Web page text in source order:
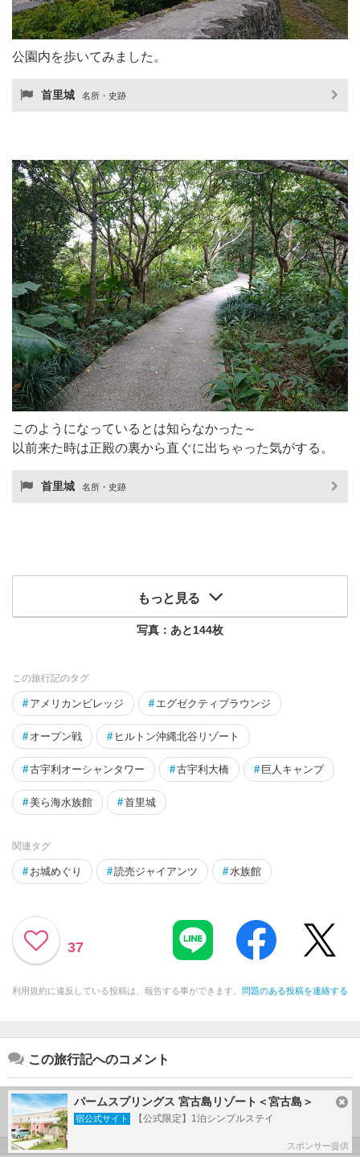
公園内を歩いてみました。
首里城 名所・史跡
このようになっているとは知らなかった～
以前来た時は正殿の裏から直ぐに出ちゃった気がする。
首里城 名所・史跡
もっと見る
写真：あと144枚
この旅行記のタグ
# アメリカンビレッジ # エグゼクティブラウンジ
# オープン戦 # ヒルトン沖縄北谷リゾート
#古宇利オーシャンタワー #古宇利大橋 # 巨人キャンプ
#美ら海水族館 #首里城
関連タグ
# お城めぐり #読売ジャイアンツ # 水族館
37
利用規約に違反している投稿は、報告する事ができます。 問題のある投稿を連絡する
この旅行記へのコメント
ログインしてコメントを書く
パームスプリングス 宮古島リゾート＜宮古島＞
宿公式サイト 【公式限定】1泊シンプルステイ
スポンサー提供